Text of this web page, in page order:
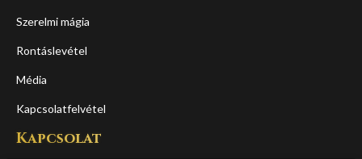
Szerelmi mágia
Rontáslevétel
Média
Kapcsolatfelvétel
Kapcsolat